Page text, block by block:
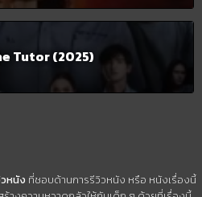
Tutor (2025)
หนัง ที่ชอบด้านการรีวิวหนัง หรือ หนังเรื่องนี้